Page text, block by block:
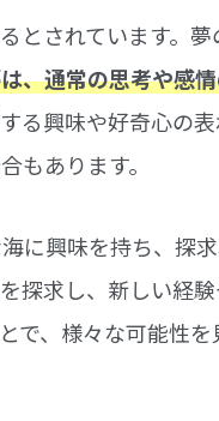
とされています。
、通常の思考や感
る興味や好奇心の
もあります。
に興味を持ち、探
探求し、新しい経
で、様々な可能性